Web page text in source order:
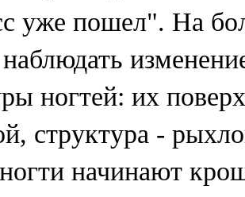
уже пошел". На
ногтей: их
структура -
начинают